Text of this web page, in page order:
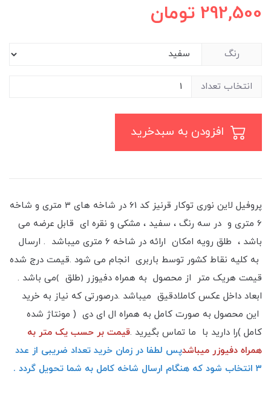
292,500 تومان
رنگ
انتخاب تعداد
پروفیل لاین نوری توکار قرنیز کد 61 در شاخه های ۳ متری و شاخه
6 متری و در سه رنگ ، سفید ، مشکی و نقره ای قابل عرضه می
باشد ، طلق رویه امکان ارائه در شاخه ۶ متری میباشد . ارسال
به کلیه نقاط کشور توسط باربری انجام می شود .قیمت درج شده
قیمت هریک متر از محصول به همراه دفیوزر ﴿طلق ﴾می باشد .
ابعاد داخل عکس کاملادقیق میباشد .درصورتی که نیاز به خرید
این محصول به صورت کامل به همراه ال ای دی ( مونتاژ شده
کامل )را دارید با ما تماس بگیرید .قیمت بر حسب یک متر به
همراه دفیوزر میباشدپس لطفا در زمان خرید تعداد ضریبی از عدد
۳ انتخاب شود که هنگام ارسال شاخه کامل به شما تحویل گردد .